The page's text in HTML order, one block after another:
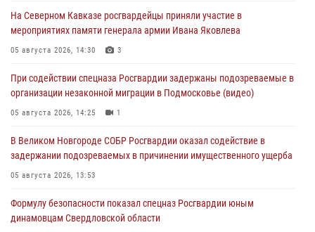
На Северном Кавказе росгвардейцы приняли участие в
мероприятиях памяти генерала армии Ивана Яковлева
05 августа 2026, 14:30 3
При содействии спецназа Росгвардии задержаны подозреваемые в
организации незаконной миграции в Подмосковье (видео)
05 августа 2026, 14:25 1
В Великом Новгороде СОБР Росгвардии оказал содействие в
задержании подозреваемых в причинении имущественного ущерба
05 августа 2026, 13:53
Формулу безопасности показал спецназ Росгвардии юным
динамовцам Свердловской области